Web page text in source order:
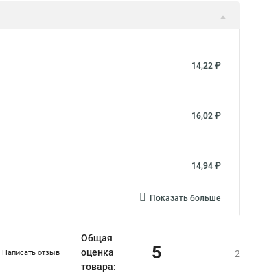
14,22 ₽
16,02 ₽
14,94 ₽
Показать больше
Написать отзыв
Общая
оценка
товара:
5 2